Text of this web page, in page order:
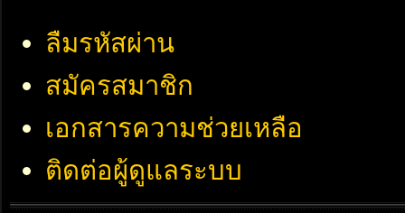
ลืมรหัสผ่าน
สมัครสมาชิก
เอกสารความช่วยเหลือ
ติดต่อผู้ดูแลระบบ